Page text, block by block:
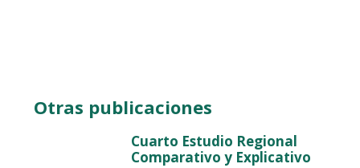
Otras publicaciones
Cuarto Estudio Regional
Comparativo y Explicativo